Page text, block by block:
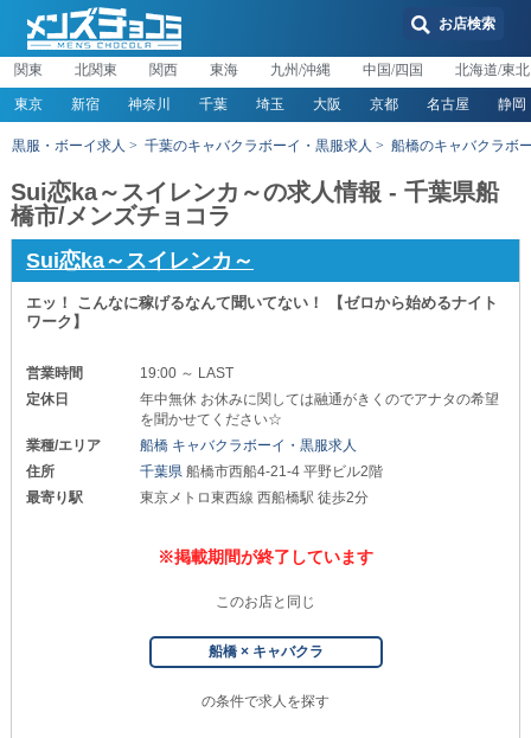
お店検索
関東 北関東 関西 東海 九州/沖縄 中国/四国 北海道/東北
東京 新宿 神奈川 千葉 埼玉 大阪 京都 名古屋 静岡
黒服・ボーイ求人 千葉のキャバクラボーイ・黒服求人 船橋のキャバクラボ
Sui恋ka～スイレンカ～の求人情報 - 千葉県船
橋市/メンズチョコラ
Sui恋ka～スイレンカ～
エッ！ こんなに稼げるなんて聞いてない！ 【ゼロから始めるナイト
ワーク】
営業時間
19:00 ～ LAST
定休日
年中無休 お休みに関しては融通がきくのでアナタの希望
を聞かせてください☆
業種/エリア
船橋 キャバクラボーイ・黒服求人
住所
千葉県船橋市西船4-21-4 平野ビル2階
最寄り駅
東京メトロ東西線 西船橋駅 徒歩2分
※掲載期間が終了しています
このお店と同じ
船橋 × キャバクラ
の条件で求人を探す